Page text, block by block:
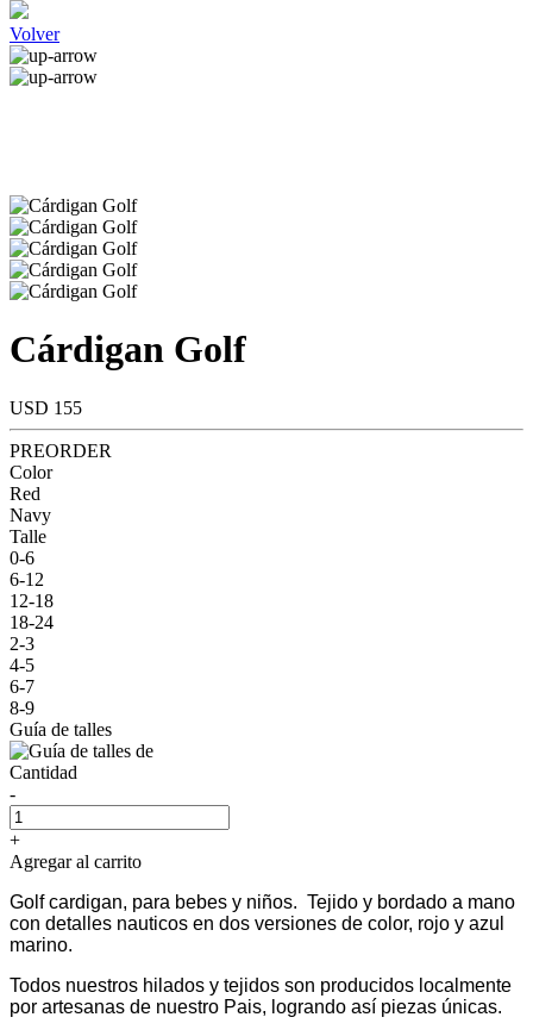
Volver
Cárdigan Golf
USD 155
PREORDER
Color
Red
Navy
Talle
0-6
6-12
12-18
18-24
2-3
4-5
6-7
8-9
Guía de talles
Cantidad
-
+
Agregar al carrito
Golf cardigan, para bebes y niños. Tejido y bordado a mano
con detalles nauticos en dos versiones de color, rojo y azul
marino.
Todos nuestros hilados y tejidos son producidos localmente
por artesanas de nuestro Pais, logrando así piezas únicas.